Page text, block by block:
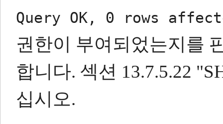
Query OK, 0 rows
권한이 부여되었는지를
합니다. 섹션 13.7.5.22
십시오.